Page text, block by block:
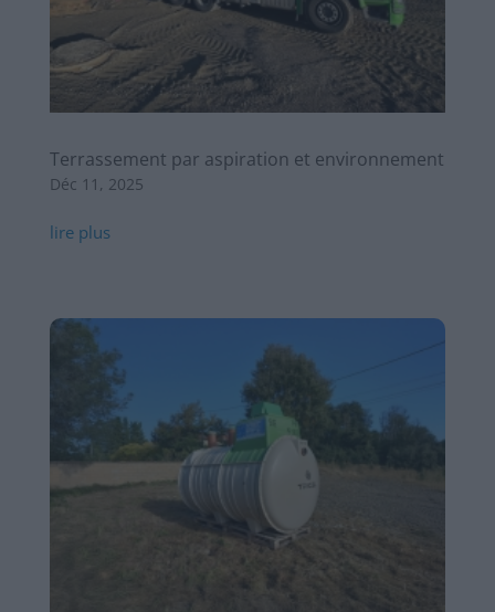
Terrassement par aspiration et environnement
Déc 11, 2025
lire plus